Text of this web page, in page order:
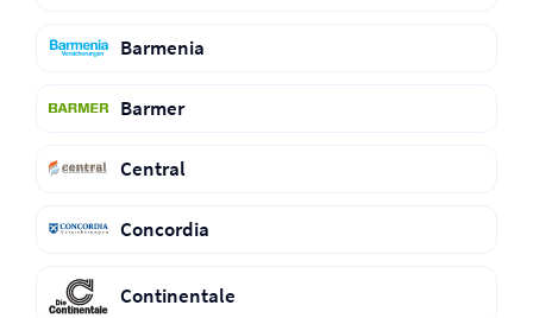
Barmenia
Barmer
Central
Concordia
Continentale